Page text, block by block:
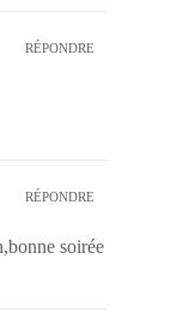
RÉPONDRE
RÉPONDRE
soirée